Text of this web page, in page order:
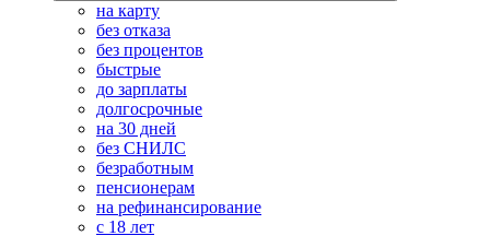
на карту
без отказа
без процентов
быстрые
до зарплаты
долгосрочные
на 30 дней
без СНИЛС
безработным
пенсионерам
на рефинансирование
с 18 лет